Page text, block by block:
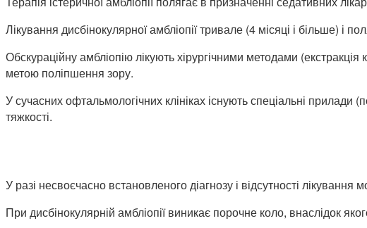
Лікування дисбінокулярної амбліопії тривале (4 місяці і більше) і
Обскураційну амбліопію лікують хірургічними методами
метою поліпшення зору.
У сучасних офтальмологічних клініках існують спеціальні прилади
тяжкості.
У разі несвоєчасно встановленого діагнозу і відсутності
При дисбінокулярній амбліопії виникає порочне коло, внаслідок